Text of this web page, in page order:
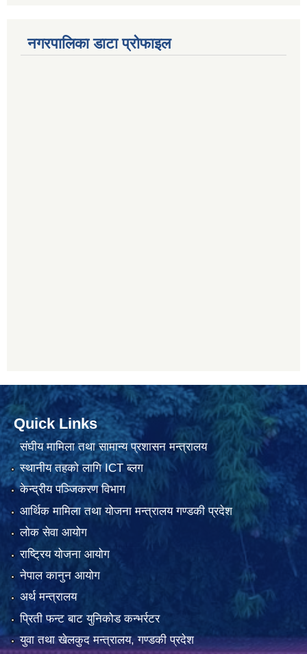
नगरपालिका डाटा प्रोफाइल
Quick Links
संघीय मामिला तथा सामान्य प्रशासन मन्त्रालय
स्थानीय तहको लागि ICT ब्लग
केन्द्रीय पञ्जिकरण विभाग
आर्थिक मामिला तथा योजना मन्त्रालय गण्डकी प्रदेश
लोक सेवा आयोग
राष्ट्रिय योजना आयोग
नेपाल कानुन आयोग
अर्थ मन्त्रालय
प्रिती फन्ट बाट युनिकोड कन्भर्रटर
युवा तथा खेलकुद मन्त्रालय, गण्डकी प्रदेश